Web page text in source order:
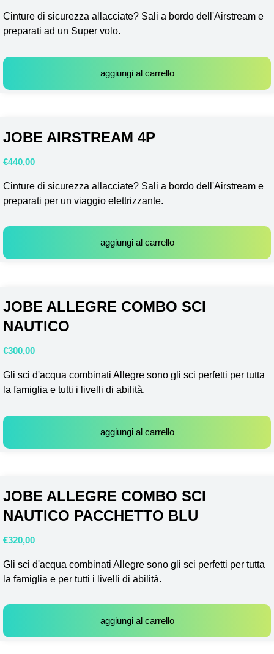
Cinture di sicurezza allacciate? Sali a bordo dell'Airstream e
preparati ad un Super volo.
aggiungi al carrello
JOBE AIRSTREAM 4P
€440,00
Cinture di sicurezza allacciate? Sali a bordo dell'Airstream e
preparati per un viaggio elettrizzante.
aggiungi al carrello
JOBE ALLEGRE COMBO SCI
NAUTICO
€300,00
Gli sci d'acqua combinati Allegre sono gli sci perfetti per tutta
la famiglia e tutti i livelli di abilità.
aggiungi al carrello
JOBE ALLEGRE COMBO SCI
NAUTICO PACCHETTO BLU
€320,00
Gli sci d'acqua combinati Allegre sono gli sci perfetti per tutta
la famiglia e per tutti i livelli di abilità.
aggiungi al carrello